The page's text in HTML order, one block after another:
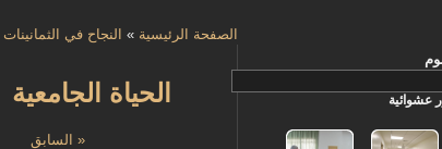
الصفحة الرئيسية » النجاح في الثمانينات
الحياة الجامعية
« السابق
عشوائية